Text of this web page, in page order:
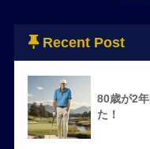
Recent Post
80歳が2
た！